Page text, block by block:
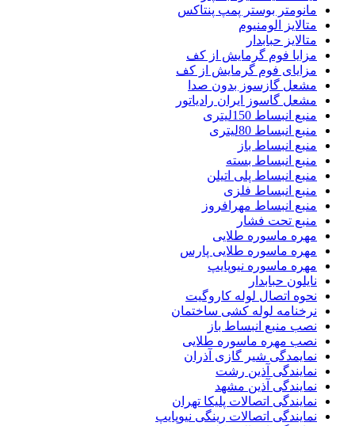
مانومتر بوستر پمپ پنتاکس
متالایز الومنیوم
متالایز حبابدار
مزایا فوم گرمایش از کف
مزایای فوم گرمایش از کف
مشعل گازسوز بدون صدا
مشعل گاسوز ایران رادیاتور
منبع انبساط 150لیتری
منبع انبساط 80لیتری
منبع انبساط باز
منبع انبساط بسته
منبع انبساط پلی اتیلن
منبع انبساط فلزی
منبع انبساط مهرافروز
منبع تحت فشار
مهره ماسوره طلایی
مهره ماسوره طلایی پارس
مهره ماسوره نیوپایپ
نایلون حبابدار
نحوه اتصال لوله کاروگیت
نرخنامه لوله کشی ساختمان
نصب منبع انبساط باز
نصب مهره ماسوره طلایی
نمایمدگی شیر گازی آذران
نمایندگی آذین رشت
نمایندگی آذین مشهد
نمایندگی اتصالات پلیکا تهران
نمایندگی اتصالات رینگی نیوپایپ